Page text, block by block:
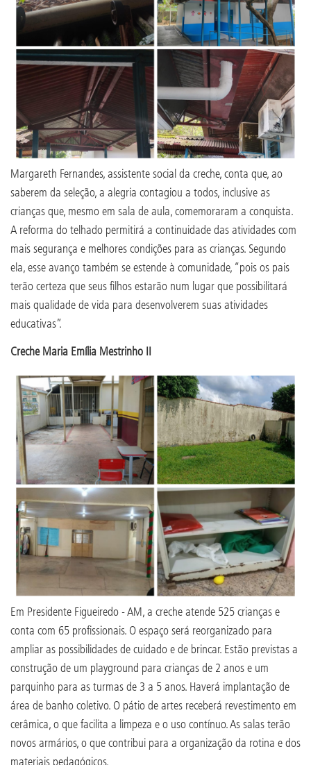
Margareth Fernandes, assistente social da creche, conta que, ao
saberem da seleção, a alegria contagiou a todos, inclusive as
crianças que, mesmo em sala de aula, comemoraram a conquista.
A reforma do telhado permitirá a continuidade das atividades com
mais segurança e melhores condições para as crianças. Segundo
ela, esse avanço também se estende à comunidade, “pois os pais
terão certeza que seus filhos estarão num lugar que possibilitará
mais qualidade de vida para desenvolverem suas atividades
educativas”.
Creche Maria Emília Mestrinho II
Em Presidente Figueiredo - AM, a creche atende 525 crianças e
conta com 65 profissionais. O espaço será reorganizado para
ampliar as possibilidades de cuidado e de brincar. Estão previstas a
construção de um playground para crianças de 2 anos e um
parquinho para as turmas de 3 a 5 anos. Haverá implantação de
área de banho coletivo. O pátio de artes receberá revestimento em
cerâmica, o que facilita a limpeza e o uso contínuo. As salas terão
novos armários, o que contribui para a organização da rotina e dos
materiais pedagógicos.